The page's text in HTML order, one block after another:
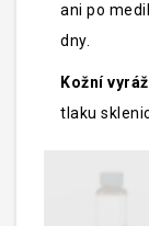
ani po
dny.
Kožní
tlaku